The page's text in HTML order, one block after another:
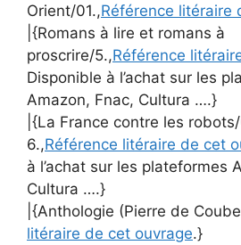
Orient/01.,Référence litéraire
|{Romans à lire et romans à
proscrire/5.,Référence
Disponible à l’achat sur les
Amazon, Fnac, Cultura ….}
|{La France contre les
6.,Référence litéraire de cet
à l’achat sur les plateformes
Cultura ….}
|{Anthologie (Pierre de
litéraire de cet ouvrage.}